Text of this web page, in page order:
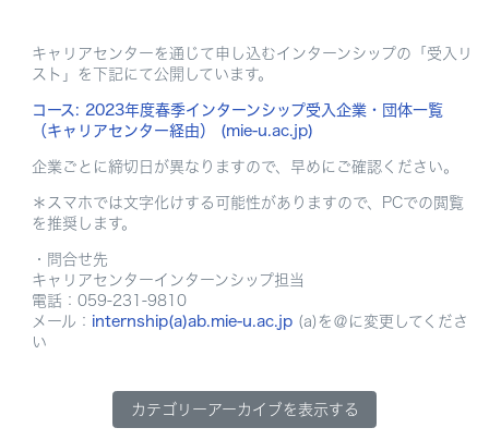
キャリアセンターを通じて申し込むインターンシップの「受入リ
スト」を下記にて公開しています。
コース: 2023年度春季インターンシップ受入企業・団体一覧
（キャリアセンター経由） (mie-u.ac.jp)
企業ごとに締切日が異なりますので、早めにご確認ください。
＊スマホでは文字化けする可能性がありますので、PCでの閲覧
を推奨します。
・問合せ先
キャリアセンターインターンシップ担当
電話：059-231-9810
メール： internship(a)ab.mie-u.ac.jp (a)を＠に変更してくださ
い
カテゴリーアーカイブを表示する